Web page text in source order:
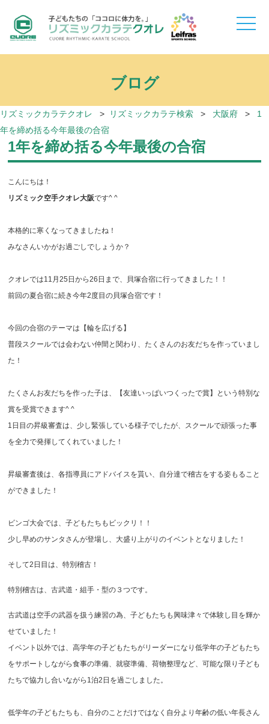
toggle
ブログ
リズミックカラテクオレ > リズミックカラテ検索 > 大阪府 >
1
年を締め括る今年最後の合宿
1年を締め括る今年最後の合宿
こんにちは！
リズミック空手クオレ大阪です^ ^
本格的に寒くなってきましたね！
みなさんいかがお過ごしでしょうか？
クオレでは11月25日から26日まで、貝塚合宿に行ってきました！！
前回の夏合宿に続き今年2度目の貝塚合宿です！
今回の合宿のテーマは【輪を広げる】
普段スクールでは会わない仲間と関わり、たくさんのお友だちを作っていまし
た！
たくさんお友だちを作った子は、【友達いっぱいつくったで賞】という特別な
賞を受賞できます^ ^
1日目の昇級審査は、少し緊張している様子でしたが、スクールで頑張った事
を全力で発揮してくれていました！
昇級審査後は、各指導員にアドバイスを貰い、自分達で稽古をする姿もること
ができました！
ビンゴ大会では、子どもたちもビックリ！！
少し早めのサンタさんが登場し、大盛り上がりのイベントとなりました！
そして2日目は、特別稽古！
特別稽古は、古武道・組手・型の３つです。
古武道は空手の武器を扱う練習の為、子どもたちも興味津々で体験し目を輝か
せていました！
イベント以外では、高学年の子どもたちがリーダーになり低学年の子どもたち
をサポートしながら食事の準備、就寝準備、荷物整理など、可能な限り子ども
たちで協力し合いながら1泊2日を過ごしました。
低学年の子どもたちも、自分のことだけではなく自分より年齢の低い年長さん